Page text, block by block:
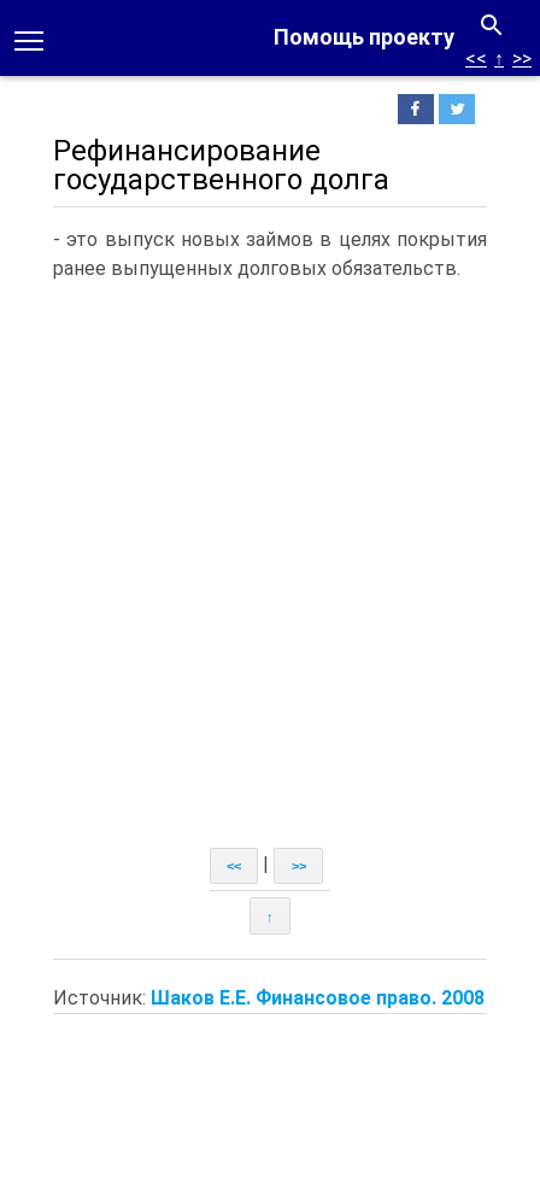
Помощь проекту
<< ↑ >>
Рефинансирование
государственного долга
- это выпуск новых займов в целях покрытия
ранее выпущенных долговых обязательств.
<< >>
↑
Источник: Шаков Е.Е. Финансовое право. 2008